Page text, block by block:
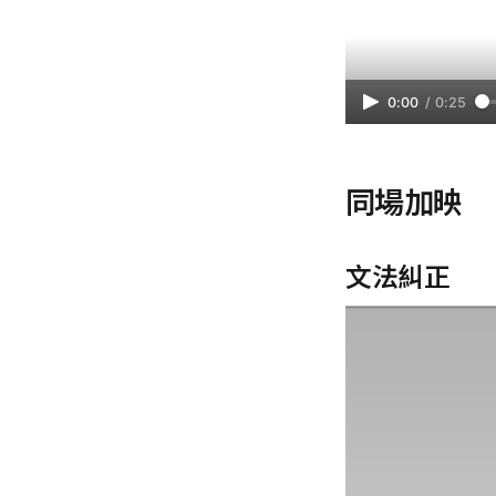
0:00 / 0:25
同場加映
文法糾正